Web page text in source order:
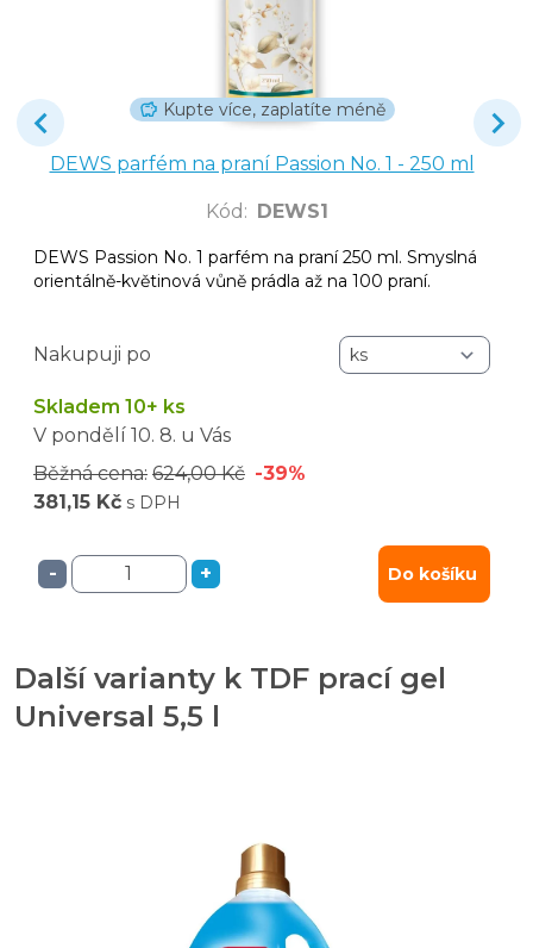
Kupte více, zaplatíte méně
DEWS parfém na praní Passion No. 1 - 250 ml
Kód : DEWS1
DEWS Passion No. 1 parfém na praní 250 ml. Smyslná
orientálně-květinová vůně prádla až na 100 praní.
Nakupuji po
Skladem 10+ ks
V pondělí 10. 8. u Vás
Běžná cena: 624,00 Kč -39%
381,15 Kč s DPH
- + Do košíku
Další varianty k TDF prací gel
Universal 5,5 l